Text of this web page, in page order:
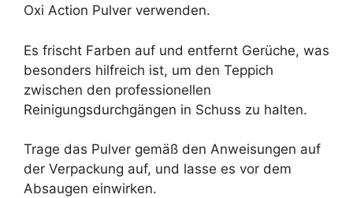
Oxi Action Pulver verwenden.
Es frischt Farben auf und entfernt Gerüche, was
besonders hilfreich ist, um den Teppich
zwischen den professionellen
Reinigungsdurchgängen in Schuss zu halten.
Trage das Pulver gemäß den Anweisungen auf
der Verpackung auf, und lasse es vor dem
Absaugen einwirken.